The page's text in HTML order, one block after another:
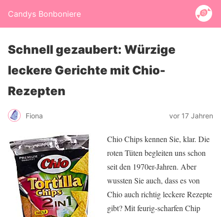
Candys Bonboniere
Schnell gezaubert: Würzige
leckere Gerichte mit Chio-
Rezepten
Fiona vor 17 Jahren
Chio Chips kennen Sie, klar. Die
roten Tüten begleiten uns schon
seit den 1970er-Jahren. Aber
wussten Sie auch, dass es von
Chio auch richtig leckere Rezepte
gibt? Mit feurig-scharfen Chip